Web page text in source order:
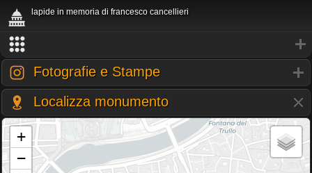
lapide in memoria di francesco cancellieri
Fotografie e Stampe
Localizza monumento
+
−